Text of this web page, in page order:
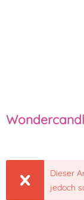
Dieser
jedoch